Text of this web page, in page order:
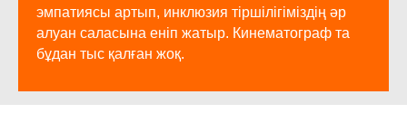
эмпатиясы артып, инклюзия тіршілігіміздің әр
алуан саласына еніп жатыр. Кинематограф та
бұдан тыс қалған жоқ.